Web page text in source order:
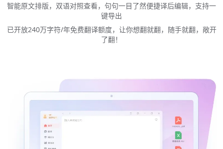
智能原文排版，双语对照查看，句句一目了然便捷译后编辑，支持一
键导出
已开放240万字符/年免费翻译额度，让你想翻就翻，随手就翻，敞开
了翻！